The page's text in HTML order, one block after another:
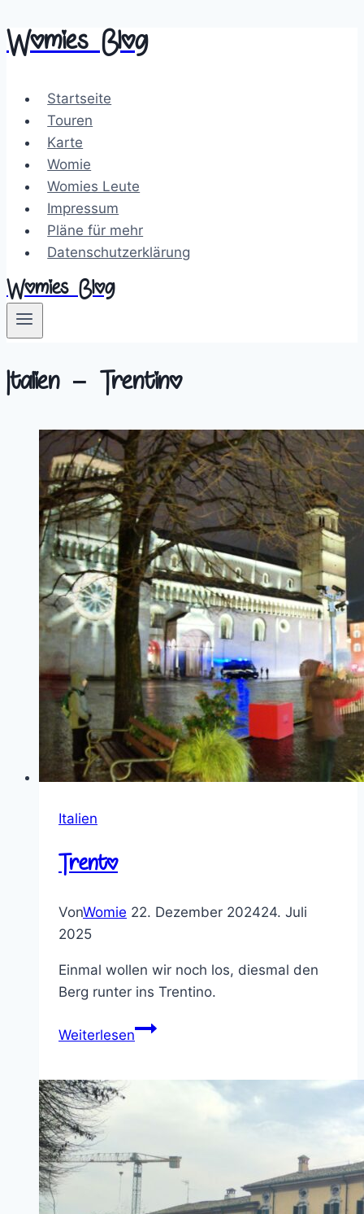
Zum
Inhalt
Womies Blog
Startseite
Touren
Karte
Womie
Womies Leute
Impressum
Pläne für mehr
Datenschutzerklärung
Womies Blog
Italien – Trentino
Italien
Trento
VonWomie 22. Dezember 202424. Juli
2025
Einmal wollen wir noch los, diesmal den
Berg runter ins Trentino.
WeiterlesenTrento